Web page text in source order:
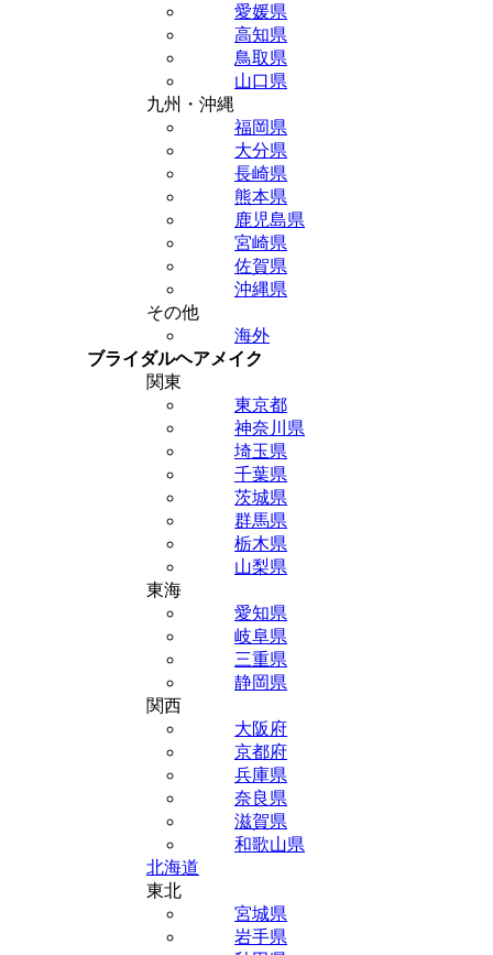
愛媛県
高知県
鳥取県
山口県
九州・沖縄
福岡県
大分県
長崎県
熊本県
鹿児島県
宮崎県
佐賀県
沖縄県
その他
海外
ブライダルヘアメイク
関東
東京都
神奈川県
埼玉県
千葉県
茨城県
群馬県
栃木県
山梨県
東海
愛知県
岐阜県
三重県
静岡県
関西
大阪府
京都府
兵庫県
奈良県
滋賀県
和歌山県
北海道
東北
宮城県
岩手県